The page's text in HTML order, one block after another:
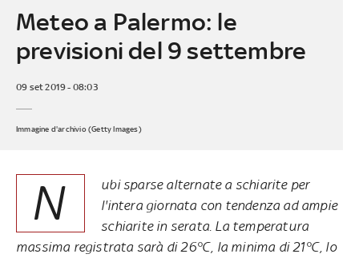
Meteo a Palermo: le
previsioni del 9 settembre
09 set 2019 - 08:03
Immagine d'archivio (Getty Images)
N
ubi sparse alternate a schiarite per
l'intera giornata con tendenza ad ampie
schiarite in serata. La temperatura
massima registrata sarà di 26°C, la minima di 21°C, lo